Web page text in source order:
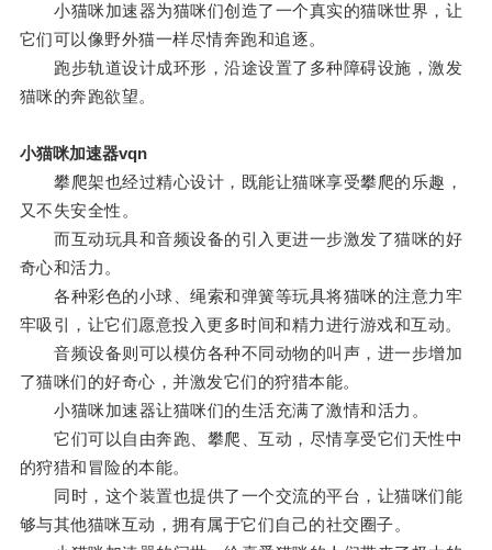
小猫咪加速器为猫咪们创造了一个真实的猫咪世界，让
它们可以像野外猫一样尽情奔跑和追逐。
跑步轨道设计成环形，沿途设置了多种障碍设施，激发
猫咪的奔跑欲望。
小猫咪加速器vqn
攀爬架也经过精心设计，既能让猫咪享受攀爬的乐趣，
又不失安全性。
而互动玩具和音频设备的引入更进一步激发了猫咪的好
奇心和活力。
各种彩色的小球、绳索和弹簧等玩具将猫咪的注意力牢
牢吸引，让它们愿意投入更多时间和精力进行游戏和互动。
音频设备则可以模仿各种不同动物的叫声，进一步增加
了猫咪们的好奇心，并激发它们的狩猎本能。
小猫咪加速器让猫咪们的生活充满了激情和活力。
它们可以自由奔跑、攀爬、互动，尽情享受它们天性中
的狩猎和冒险的本能。
同时，这个装置也提供了一个交流的平台，让猫咪们能
够与其他猫咪互动，拥有属于它们自己的社交圈子。